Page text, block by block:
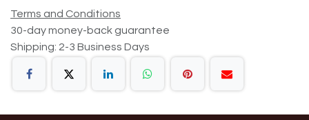
Terms and Conditions
30-day money-back guarantee
Shipping: 2-3 Business Days